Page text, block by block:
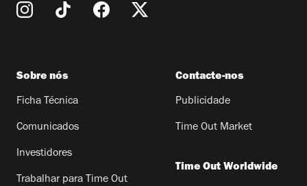
Sobre nós
Ficha Técnica
Comunicados
Investidores
Trabalhar para Time Out
Contacte-nos
Publicidade
Time Out Market
Time Out Worldwide